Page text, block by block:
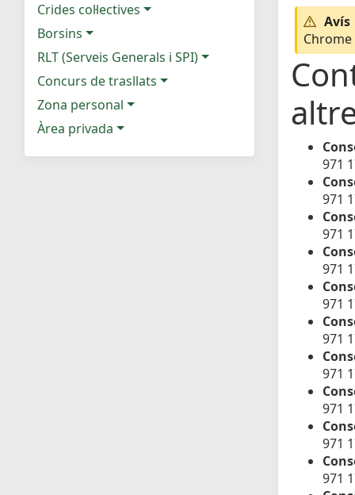
Crides col·lectives
Borsins
RLT (Serveis Generals i SPI)
Concurs de trasllats
Zona personal
Àrea privada
Avís
971
971
971
971
971
971
971
971
971
971